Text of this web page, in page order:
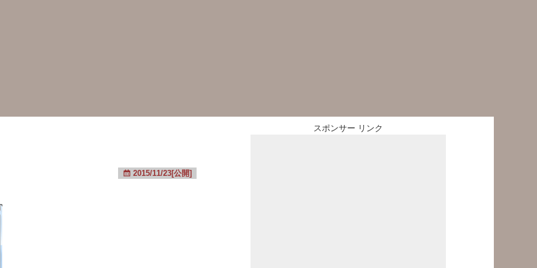
2015/11/23[公開]
スポンサー リンク